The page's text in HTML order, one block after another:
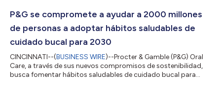
medalla de oro olímpica Laurie Hernández y reclutan a personas
influyentes en las redes sociales para que compar...
P&G se compromete a ayudar a 2000 millones
de personas a adoptar hábitos saludables de
cuidado bucal para 2030
CINCINNATI--(BUSINESS WIRE)--Procter & Gamble (P&G) Oral
Care, a través de sus nuevos compromisos de sostenibilidad,
busca fomentar hábitos saludables de cuidado bucal para